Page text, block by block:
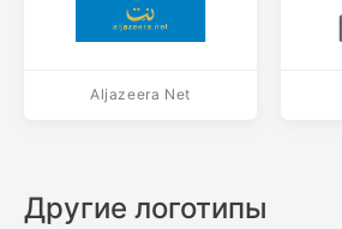
Aljazeera Net
Другие логотипы